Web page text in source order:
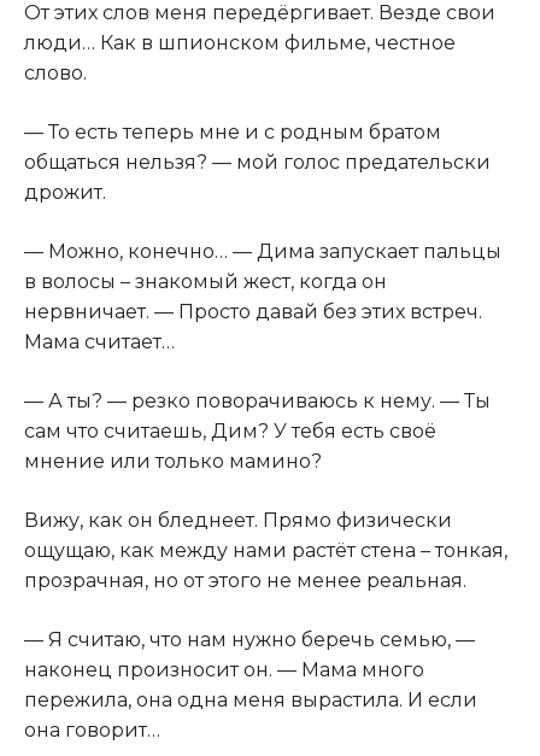
От этих слов меня передёргивает. Везде свои
люди… Как в шпионском фильме, честное
слово.
— То есть теперь мне и с родным братом
общаться нельзя? — мой голос предательски
дрожит.
— Можно, конечно… — Дима запускает пальцы
в волосы – знакомый жест, когда он
нервничает. — Просто давай без этих встреч.
Мама считает…
— А ты? — резко поворачиваюсь к нему. — Ты
сам что считаешь, Дим? У тебя есть своё
мнение или только мамино?
Вижу, как он бледнеет. Прямо физически
ощущаю, как между нами растёт стена – тонкая,
прозрачная, но от этого не менее реальная.
— Я считаю, что нам нужно беречь семью, —
наконец произносит он. — Мама много
пережила, она одна меня вырастила. И если
она говорит…